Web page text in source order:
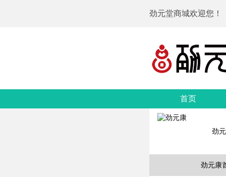
劲元堂商城欢迎您！
首页
劲
劲元康